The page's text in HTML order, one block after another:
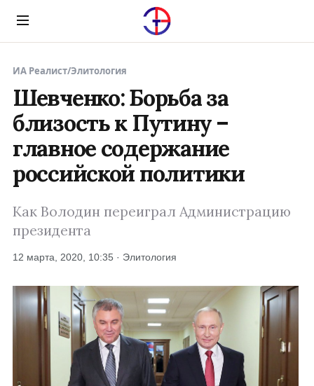
Menu
ИА Реалист/Элитология
Шевченко: Борьба за
близость к Путину –
главное содержание
российской политики
Как Володин переиграл Администрацию
президента
12 марта, 2020, 10:35 · Элитология